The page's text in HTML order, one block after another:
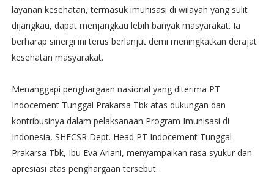
layanan kesehatan, termasuk imunisasi di wilayah yang sulit
dijangkau, dapat menjangkau lebih banyak masyarakat. Ia
berharap sinergi ini terus berlanjut demi meningkatkan derajat
kesehatan masyarakat.
Menanggapi penghargaan nasional yang diterima PT
Indocement Tunggal Prakarsa Tbk atas dukungan dan
kontribusinya dalam pelaksanaan Program Imunisasi di
Indonesia, SHECSR Dept. Head PT Indocement Tunggal
Prakarsa Tbk, Ibu Eva Ariani, menyampaikan rasa syukur dan
apresiasi atas penghargaan tersebut.